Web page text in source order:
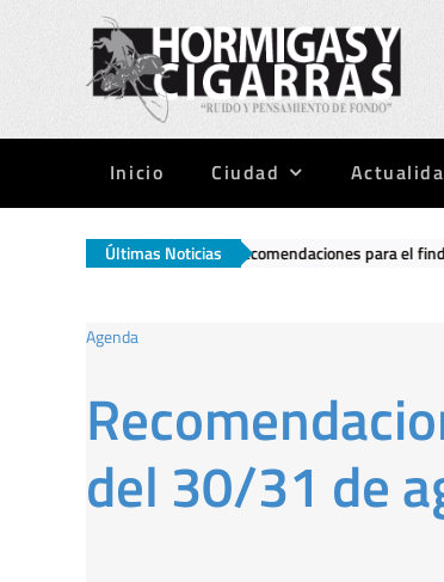
Inicio Ciudad
Últimas Noticias
Recomendaciones para el finde |
Agenda
del 30/31 de